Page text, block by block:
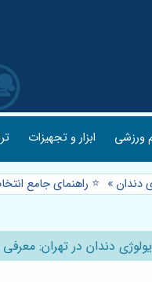
ورزشی ابزار و تجهیزات
دندان » ⭐️ راهنمای جامع
دندان در تهران: